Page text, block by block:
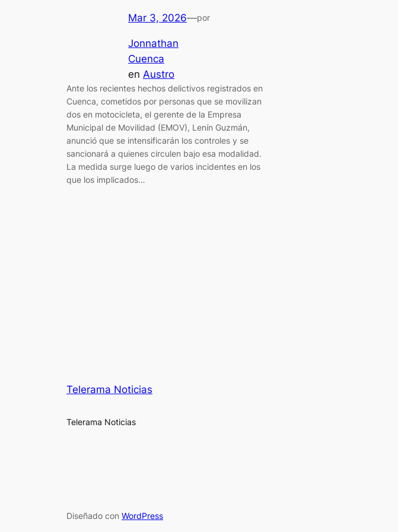
Mar 3, 2026—por
Jonnathan
Cuenca
en Austro
Ante los recientes hechos delictivos registrados en
Cuenca, cometidos por personas que se movilizan
dos en motocicleta, el gerente de la Empresa
Municipal de Movilidad (EMOV), Lenín Guzmán,
anunció que se intensificarán los controles y se
sancionará a quienes circulen bajo esa modalidad.
La medida surge luego de varios incidentes en los
que los implicados…
Telerama Noticias
Telerama Noticias
Diseñado con WordPress